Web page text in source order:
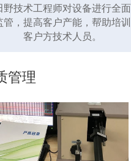
野技术工程师对设备进行全面
管，提高客户产能，帮助培训
客户方技术人员。
管理